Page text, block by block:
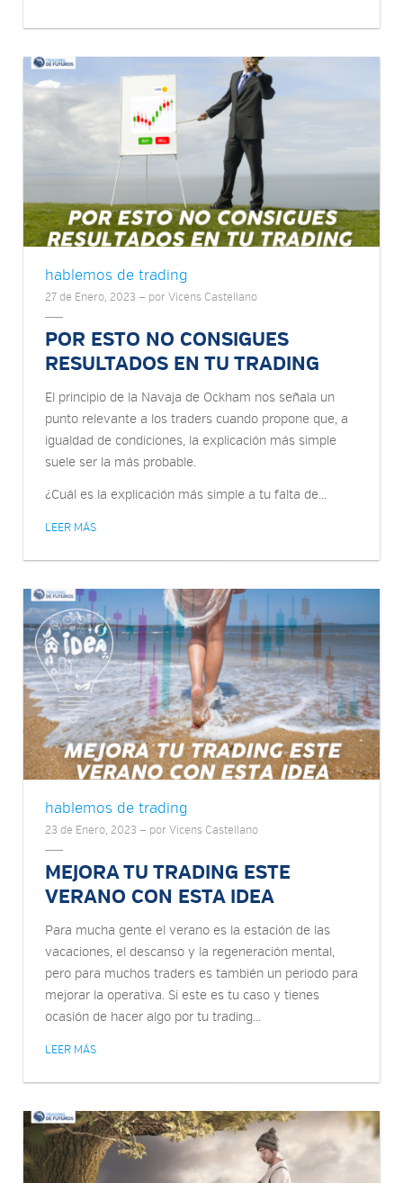
hablemos de trading
27 de Enero, 2023 — por Vicens Castellano
POR ESTO NO CONSIGUES
RESULTADOS EN TU TRADING
El principio de la Navaja de Ockham nos señala un
punto relevante a los traders cuando propone que, a
igualdad de condiciones, la explicación más simple
suele ser la más probable.
¿Cuál es la explicación más simple a tu falta de...
LEER MÁS
hablemos de trading
23 de Enero, 2023 — por Vicens Castellano
MEJORA TU TRADING ESTE
VERANO CON ESTA IDEA
Para mucha gente el verano es la estación de las
vacaciones, el descanso y la regeneración mental,
pero para muchos traders es también un periodo para
mejorar la operativa. Si este es tu caso y tienes
ocasión de hacer algo por tu trading...
LEER MÁS